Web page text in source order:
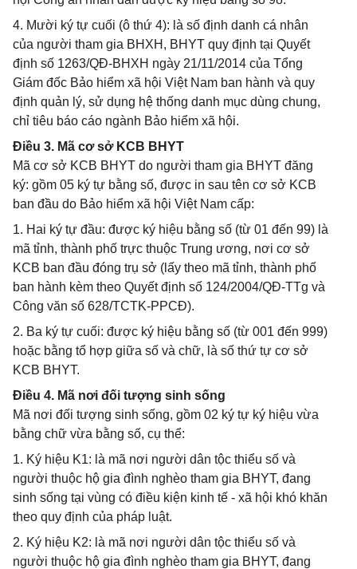
4. Mười ký tự cuối (ô thứ 4): là số định danh cá nhân
của người tham gia BHXH, BHYT quy định tại Quyết
định số 1263/QĐ-BHXH ngày 21/11/2014 của Tổng
Giám đốc Bảo hiểm xã hội Việt Nam ban hành và quy
định quản lý, sử dụng hệ thống danh mục dùng chung,
chỉ tiêu báo cáo ngành Bảo hiểm xã hội.
Điều 3. Mã cơ sở KCB BHYT
Mã cơ sở KCB BHYT do người tham gia BHYT đăng
ký: gồm 05 ký tự bằng số, được in sau tên cơ sở KCB
ban đầu do Bảo hiểm xã hội Việt Nam cấp:
1. Hai ký tự đầu: được ký hiệu bằng số (từ 01 đến 99) là
mã tỉnh, thành phố trực thuộc Trung ương, nơi cơ sở
KCB ban đầu đóng trụ sở (lấy theo mã tỉnh, thành phố
ban hành kèm theo Quyết định số 124/2004/QĐ-TTg và
Công văn số 628/TCTK-PPCĐ).
2. Ba ký tự cuối: được ký hiệu bằng số (từ 001 đến 999)
hoặc bằng tổ hợp giữa số và chữ, là số thứ tự cơ sở
KCB BHYT.
Điều 4. Mã nơi đối tượng sinh sống
Mã nơi đối tượng sinh sống, gồm 02 ký tự ký hiệu vừa
bằng chữ vừa bằng số, cụ thể:
1. Ký hiệu K1: là mã nơi người dân tộc thiểu số và
người thuộc hộ gia đình nghèo tham gia BHYT, đang
sinh sống tại vùng có điều kiện kinh tế - xã hội khó khăn
theo quy định của pháp luật.
2. Ký hiệu K2: là mã nơi người dân tộc thiểu số và
người thuộc hộ gia đình nghèo tham gia BHYT, đang